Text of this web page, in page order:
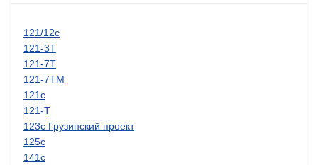
121/12с
121-3Т
121-7Т
121-7ТМ
121с
121-Т
123с Грузинский проект
125с
141с